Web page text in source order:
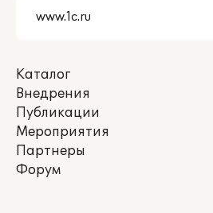
Каталог
Внедрения
Публикации
Мероприятия
Партнеры
Форум